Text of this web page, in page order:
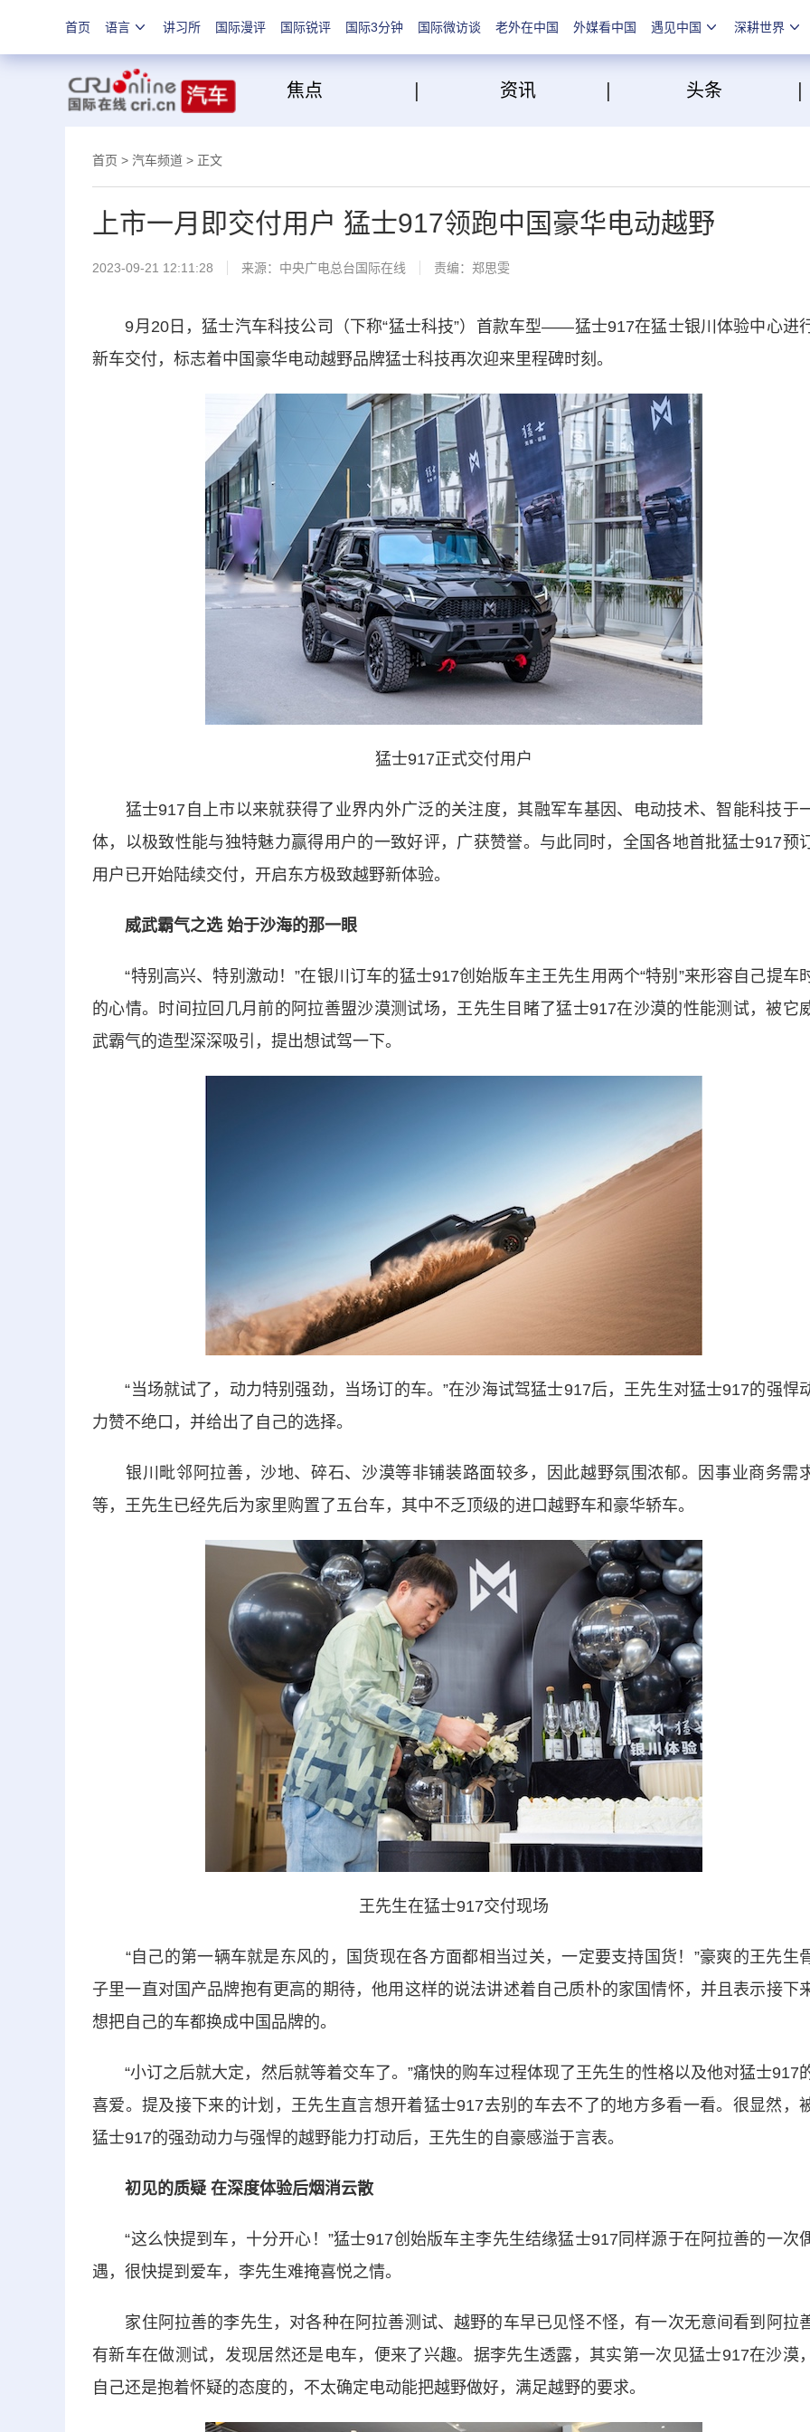
首页 语言 讲习所 国际漫评 国际锐评 国际3分钟 国际微访谈 老外在中国 外媒看中国 遇见中国 深耕世界
焦点 | 资讯 | 头条
首页 > 汽车频道 > 正文
上市一月即交付用户 猛士917领跑中国豪华电动越野
2023-09-21 12:11:28 来源： 中央广电总台国际在线 责编：郑思雯
9月20日，猛士汽车科技公司（下称“猛士科技”）首款车型——猛士917在猛士银川体验中心进
新车交付，标志着中国豪华电动越野品牌猛士科技再次迎来里程碑时刻。
猛士917正式交付用户
猛士917自上市以来就获得了业界内外广泛的关注度，其融军车基因、电动技术、智能科技于
体，以极致性能与独特魅力赢得用户的一致好评，广获赞誉。与此同时，全国各地首批猛士917预
用户已开始陆续交付，开启东方极致越野新体验。
威武霸气之选 始于沙海的那一眼
“特别高兴、特别激动！”在银川订车的猛士917创始版车主王先生用两个“特别”来形容自己提车
的心情。时间拉回几月前的阿拉善盟沙漠测试场，王先生目睹了猛士917在沙漠的性能测试，被它
武霸气的造型深深吸引，提出想试驾一下。
“当场就试了，动力特别强劲，当场订的车。”在沙海试驾猛士917后，王先生对猛士917的强悍
力赞不绝口，并给出了自己的选择。
银川毗邻阿拉善，沙地、碎石、沙漠等非铺装路面较多，因此越野氛围浓郁。因事业商务需
等，王先生已经先后为家里购置了五台车，其中不乏顶级的进口越野车和豪华轿车。
王先生在猛士917交付现场
“自己的第一辆车就是东风的，国货现在各方面都相当过关，一定要支持国货！”豪爽的王先生
子里一直对国产品牌抱有更高的期待，他用这样的说法讲述着自己质朴的家国情怀，并且表示接下
想把自己的车都换成中国品牌的。
“小订之后就大定，然后就等着交车了。”痛快的购车过程体现了王先生的性格以及他对猛士917
喜爱。提及接下来的计划，王先生直言想开着猛士917去别的车去不了的地方多看一看。很显然，
猛士917的强劲动力与强悍的越野能力打动后，王先生的自豪感溢于言表。
初见的质疑 在深度体验后烟消云散
“这么快提到车，十分开心！”猛士917创始版车主李先生结缘猛士917同样源于在阿拉善的一次
遇，很快提到爱车，李先生难掩喜悦之情。
家住阿拉善的李先生，对各种在阿拉善测试、越野的车早已见怪不怪，有一次无意间看到阿拉
有新车在做测试，发现居然还是电车，便来了兴趣。据李先生透露，其实第一次见猛士917在沙漠
自己还是抱着怀疑的态度的，不太确定电动能把越野做好，满足越野的要求。